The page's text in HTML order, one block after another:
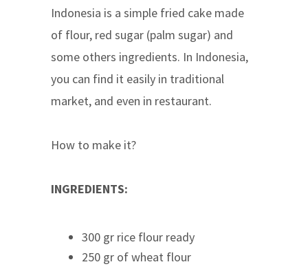
Indonesia is a simple fried cake made
of flour, red sugar (palm sugar) and
some others ingredients. In Indonesia,
you can find it easily in traditional
market, and even in restaurant.
How to make it?
INGREDIENTS:
300 gr rice flour ready
250 gr of wheat flour